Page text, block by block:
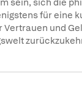
sein, sich die
für eine
Vertrauen und